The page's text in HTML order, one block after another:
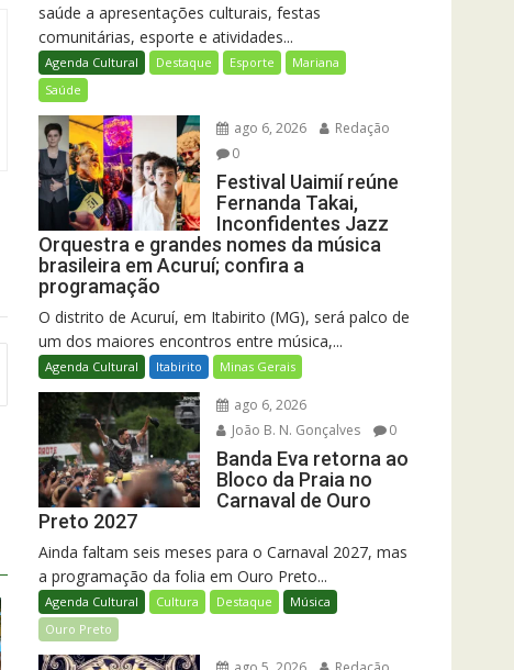
saúde a apresentações culturais, festas
comunitárias, esporte e atividades...
Agenda Cultural Destaque Esporte
Mariana
Saúde
ago 6, 2026
Redação
0
Festival Uaimií reúne
Fernanda Takai,
Inconfidentes Jazz
Orquestra e grandes nomes da música
brasileira em Acuruí; confira a
programação
O distrito de Acuruí, em Itabirito (MG), será palco de
um dos maiores encontros entre música,...
Agenda Cultural Itabirito Minas Gerais
ago 6, 2026
João B. N. Gonçalves
0
Banda Eva retorna ao
Bloco da Praia no
Carnaval de Ouro
Preto 2027
Ainda faltam seis meses para o Carnaval 2027, mas
a programação da folia em Ouro Preto...
Agenda Cultural Cultura Destaque
Música
Ouro Preto